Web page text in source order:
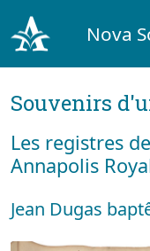
Nova
Souvenirs
Les registres
Annapolis
Jean Dugas